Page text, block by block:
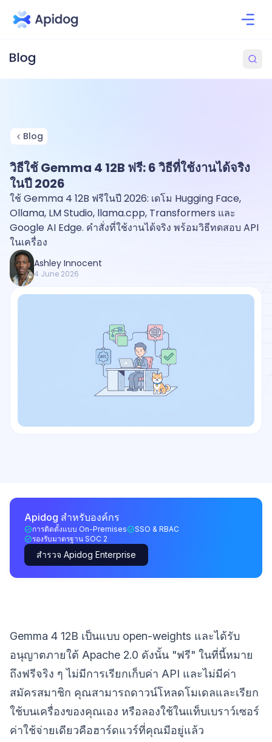
Blog
วิธีใช้ Gemma 4 12B ฟรี: 6 วิธีที่ใช้งานได้จริง
ในปี 2026
ใช้ Gemma 4 12B ฟรีในปี 2026: เดโม Hugging Face,
Ollama, LM Studio, llama.cpp, Transformers และ
Google AI Edge. คำสั่งที่ใช้งานได้จริง พร้อมวิธีทดสอบ API
ในเครื่อง
Ashley Innocent
4 June 2026
Apidog สำหรับองค์กร
การติดตั้งแบบ On-Premises
SSO & RBAC
รองรับมาตรฐาน SOC 2
สำรวจ Apidog Enterprise
Gemma 4 12B เป็นแบบ open-weights และได้รับ
อนุญาตภายใต้ Apache 2.0 ดังนั้น "ฟรี" ในที่นี้หมาย
ถึงฟรีจริง ๆ ไม่มีการเรียกเก็บค่า API และไม่มีค่า
สมัครสมาชิก คุณสามารถดาวน์โหลดโมเดลและเรียก
ใช้บนเครื่องของคุณเอง หรือลองใช้ในแท็บเบราว์เซอร์
ค่าใช้จ่ายเดียวคือฮาร์ดแวร์ที่คุณมีอยู่แล้ว